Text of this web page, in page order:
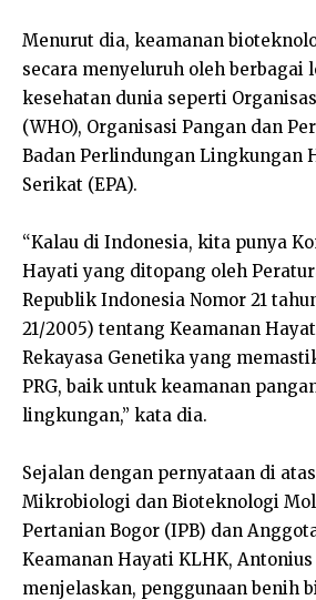
Menurut dia, keamanan
secara menyeluruh oleh berbagai
kesehatan dunia seperti
(WHO), Organisasi Pangan dan
Badan Perlindungan Lingkungan
Serikat (EPA).
“Kalau di Indonesia, kita punya
Hayati yang ditopang oleh
Republik Indonesia Nomor 21
21/2005) tentang Keamanan
Rekayasa Genetika yang
PRG, baik untuk keamanan
lingkungan,” kata dia.
Sejalan dengan pernyataan di
Mikrobiologi dan Bioteknologi
Pertanian Bogor (IPB) dan
Keamanan Hayati KLHK, Antonius
menjelaskan, penggunaan benih